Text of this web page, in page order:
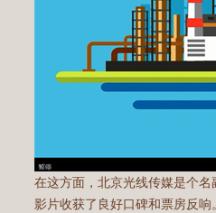
在这方面，北京光线传媒是个
影片收获了良好口碑和票房反